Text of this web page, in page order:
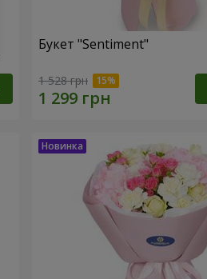
Букет "Sentiment"
1 528 грн